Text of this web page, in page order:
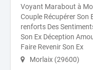
Voyant Marabout à
Couple Récupérer Son
renforts Des
Son Ex Déception
Faire Revenir Son Ex
Morlaix (29600)